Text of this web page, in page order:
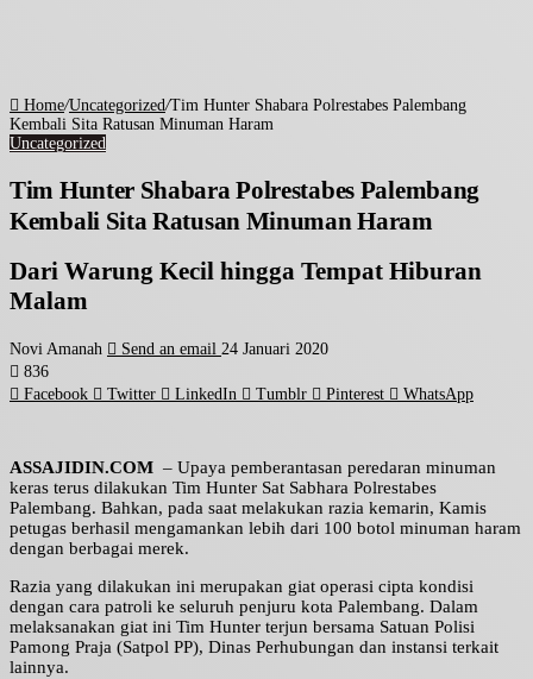
Home/Uncategorized/Tim Hunter Shabara Polrestabes Palembang
Kembali Sita Ratusan Minuman Haram
Uncategorized
Tim Hunter Shabara Polrestabes Palembang
Kembali Sita Ratusan Minuman Haram
Dari Warung Kecil hingga Tempat Hiburan
Malam
Novi Amanah Send an email 24 Januari 2020
836
Facebook
Twitter LinkedIn Tumblr Pinterest WhatsApp
ASSAJIDIN.COM – Upaya pemberantasan peredaran minuman
keras terus dilakukan Tim Hunter Sat Sabhara Polrestabes
Palembang. Bahkan, pada saat melakukan razia kemarin, Kamis
petugas berhasil mengamankan lebih dari 100 botol minuman haram
dengan berbagai merek.
Razia yang dilakukan ini merupakan giat operasi cipta kondisi
dengan cara patroli ke seluruh penjuru kota Palembang. Dalam
melaksanakan giat ini Tim Hunter terjun bersama Satuan Polisi
Pamong Praja (Satpol PP), Dinas Perhubungan dan instansi terkait
lainnya.